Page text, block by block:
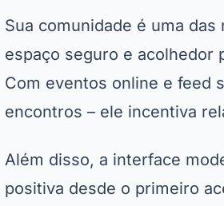
Sua comunidade é uma
espaço seguro e acolhedor
Com eventos online e feed
encontros – ele incentiva
Além disso, a interface
positiva desde o primeiro